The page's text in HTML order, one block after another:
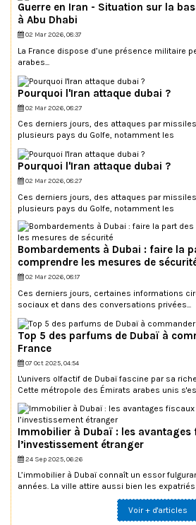
Guerre en Iran - Situation sur la
à Abu Dhabi
02 Mar 2026, 08:37
La France dispose d’une présence militaire
arabes...
Pourquoi l'Iran attaque dubai ?
02 Mar 2026, 08:27
Ces derniers jours, des attaques par
plusieurs pays du Golfe, notamment les
Pourquoi l'Iran attaque dubai ?
02 Mar 2026, 08:27
Ces derniers jours, des attaques par
plusieurs pays du Golfe, notamment les
Bombardements à Dubai : faire la
comprendre les mesures de
02 Mar 2026, 08:17
Ces derniers jours, certaines informations
sociaux et dans des conversations privées...
Top 5 des parfums de Dubaï à
France
07 Oct 2025, 04:54
L'univers olfactif de Dubaï fascine par sa
Cette métropole des Émirats arabes unis
Immobilier à Dubaï : les
l’investissement étranger
24 Sep 2025, 06:26
L’immobilier à Dubaï connaît un essor
années. La ville attire aussi bien les expatriés
Voir + d'articles